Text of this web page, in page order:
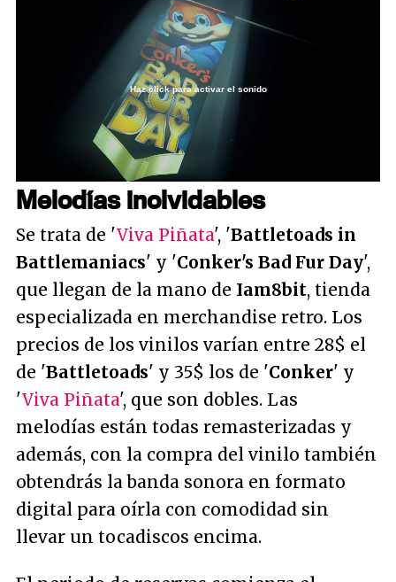
Unmute
Haz click para activar el sonido
Melodías inolvidables
Se trata de 'Viva Piñata', 'Battletoads in
Battlemaniacs' y 'Conker's Bad Fur Day',
que llegan de la mano de Iam8bit, tienda
especializada en merchandise retro. Los
precios de los vinilos varían entre 28$ el
de 'Battletoads' y 35$ los de 'Conker' y
'Viva Piñata', que son dobles. Las
melodías están todas remasterizadas y
además, con la compra del vinilo también
obtendrás la banda sonora en formato
digital para oírla con comodidad sin
llevar un tocadiscos encima.